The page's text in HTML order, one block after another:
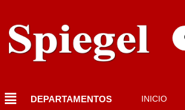
DEPARTAMENTOS INICIO